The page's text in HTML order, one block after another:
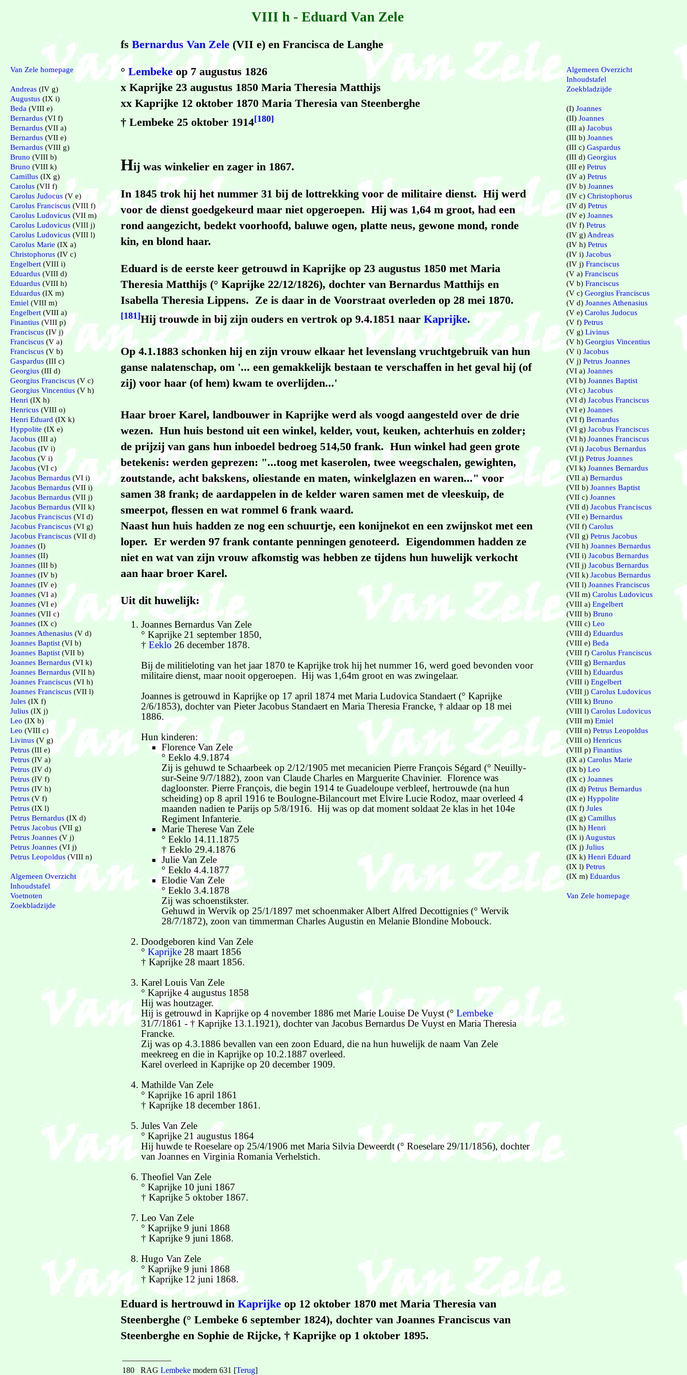
VIII h - Eduard Van Zele
fsBernardus Van Zele (VII e) en Francisca de Langhe
°Lembekeop 7 augustus 1826
x Kaprijke 23 augustus 1850 Maria Theresia Matthijs
xx Kaprijke 12 oktober 1870 Maria Theresia van Steenberghe
† Lembeke 25 oktober 1914[180]
Hij was winkelier en zager in 1867.
In 1845 trok hij het nummer 31 bij de lottrekking voor de militaire dienst. Hij werd
voor de dienst goedgekeurd maar niet opgeroepen. Hij was 1,64 m groot, had een
rond aangezicht, bedekt voorhoofd, baluwe ogen, platte neus, gewone mond, ronde
kin, en blond haar.
Eduard is de eerste keer getrouwd in Kaprijke op 23 augustus 1850 met Maria
Theresia Matthijs (° Kaprijke 22/12/1826), dochter van Bernardus Matthijs en
Isabella Theresia Lippens. Ze is daar in de Voorstraat overleden op 28 mei 1870.
[181]Hij trouwde in bij zijn ouders en vertrok op 9.4.1851 naarKaprijke.
Op 4.1.1883 schonken hij en zijn vrouw elkaar het levenslang vruchtgebruik van hun
ganse nalatenschap, om '... een gemakkelijk bestaan te verschaffen in het geval hij (of
zij) voor haar (of hem) kwam te overlijden...'
Haar broer Karel, landbouwer in Kaprijke werd als voogd aangesteld over de drie
wezen. Hun huis bestond uit een winkel, kelder, vout, keuken, achterhuis en zolder;
de prijzij van gans hun inboedel bedroeg 514,50 frank. Hun winkel had geen grote
betekenis: werden geprezen: "...toog met kaserolen, twee weegschalen, gewighten,
zoutstande, acht bakskens, oliestande en maten, winkelglazen en waren..." voor
samen 38 frank; de aardappelen in de kelder waren samen met de vleeskuip, de
smeerpot, flessen en wat rommel 6 frank waard.
Naast hun huis hadden ze nog een schuurtje, een konijnekot en een zwijnskot met een
loper. Er werden 97 frank contante penningen genoteerd. Eigendommen hadden ze
niet en wat van zijn vrouw afkomstig was hebben ze tijdens hun huwelijk verkocht
aan haar broer Karel.
Uit dit huwelijk:
Joannes Bernardus Van Zele
° Kaprijke 21 september 1850,
†Eeklo 26 december 1878.
Bij de militieloting van het jaar 1870 te Kaprijke trok hij het nummer 16, werd goed bevonden voor
militaire dienst, maar nooit opgeroepen. Hij was 1,64m groot en was zwingelaar.
Joannes is getrouwd in Kaprijke op 17 april 1874 met Maria Ludovica Standaert (° Kaprijke
2/6/1853), dochter van Pieter Jacobus Standaert en Maria Theresia Francke, † aldaar op 18 mei
1886.
Hun kinderen:
Florence Van Zele
° Eeklo 4.9.1874
Zij is gehuwd te Schaarbeek op 2/12/1905 met mecanicien Pierre François Ségard (° Neuilly-
sur-Seine 9/7/1882), zoon van Claude Charles en Marguerite Chavinier. Florence was
dagloonster. Pierre François, die begin 1914 te Guadeloupe verbleef, hertrouwde (na hun
scheiding) op 8 april 1916 te Boulogne-Bilancourt met Elvire Lucie Rodoz, maar overleed 4
maanden nadien te Parijs op 5/8/1916. Hij was op dat moment soldaat 2e klas in het 104e
Regiment Infanterie.
Marie Therese Van Zele
° Eeklo 14.11.1875
† Eeklo 29.4.1876
Julie Van Zele
° Eeklo 4.4.1877
Elodie Van Zele
° Eeklo 3.4.1878
Zij was schoenstikster.
Gehuwd in Wervik op 25/1/1897 met schoenmaker Albert Alfred Decottignies (° Wervik
28/7/1872), zoon van timmerman Charles Augustin en Melanie Blondine Mobouck.
Doodgeboren kind Van Zele
°Kaprijke 28 maart 1856
† Kaprijke 28 maart 1856.
Karel Louis Van Zele
° Kaprijke 4 augustus 1858
Hij was houtzager.
Hij is getrouwd in Kaprijke op 4 november 1886 met Marie Louise De Vuyst (°Lembeke
31/7/1861 - † Kaprijke 13.1.1921), dochter van Jacobus Bernardus De Vuyst en Maria Theresia
Francke.
Zij was op 4.3.1886 bevallen van een zoon Eduard, die na hun huwelijk de naam Van Zele
meekreeg en die in Kaprijke op 10.2.1887 overleed.
Karel overleed in Kaprijke op 20 december 1909.
Mathilde Van Zele
° Kaprijke 16 april 1861
† Kaprijke 18 december 1861.
Jules Van Zele
° Kaprijke 21 augustus 1864
Hij huwde te Roeselare op 25/4/1906 met Maria Silvia Deweerdt (° Roeselare 29/11/1856), dochter
van Joannes en Virginia Romania Verhelstich.
Theofiel Van Zele
° Kaprijke 10 juni 1867
† Kaprijke 5 oktober 1867.
Leo Van Zele
° Kaprijke 9 juni 1868
† Kaprijke 9 juni 1868.
Hugo Van Zele
° Kaprijke 9 juni 1868
† Kaprijke 12 juni 1868.
Eduard is hertrouwd inKaprijke op 12 oktober 1870 met Maria Theresia van
Steenberghe (° Lembeke 6 september 1824), dochter van Joannes Franciscus van
Steenberghe en Sophie de Rijcke, † Kaprijke op 1 oktober 1895.
——————
180
RAGLembeke modern 631 [Terug]
Van Zele homepage
Andreas (IV g)
Augustus (IX i)
Beda (VIII e)
Bernardus (VI f)
Bernardus (VII a)
Bernardus (VII e)
Bernardus (VIII g)
Bruno (VIII b)
Bruno (VIII k)
Camillus (IX g)
Carolus (VII f)
Carolus Judocus (V e)
Carolus Franciscus (VIII f)
Carolus Ludovicus (VII m)
Carolus Ludovicus (VIII j)
Carolus Ludovicus (VIII l)
Carolus Marie (IX a)
Christophorus (IV c)
Engelbert (VIII i)
Eduardus (VIII d)
Eduardus (VIII h)
Eduardus (IX m)
Emiel (VIII m)
Engelbert (VIII a)
Finantius (VIII p)
Franciscus (IV j)
Franciscus (V a)
Franciscus (V b)
Gaspardus (III c)
Georgius (III d)
Georgius Franciscus (V c)
Georgius Vincentius (V h)
Henri (IX h)
Henricus (VIII o)
Henri Eduard (IX k)
Hyppolite (IX e)
Jacobus (III a)
Jacobus (IV i)
Jacobus (V i)
Jacobus (VI c)
Jacobus Bernardus (VI i)
Jacobus Bernardus (VII i)
Jacobus Bernardus (VII j)
Jacobus Bernardus (VII k)
Jacobus Franciscus (VI d)
Jacobus Franciscus (VI g)
Jacobus Franciscus (VII d)
Joannes (I)
Joannes (II)
Joannes (III b)
Joannes (IV b)
Joannes (IV e)
Joannes (VI a)
Joannes (VI e)
Joannes (VII c)
Joannes (IX c)
Joannes Athenasius (V d)
Joannes Baptist (VI b)
Joannes Baptist (VII b)
Joannes Bernardus (VI k)
Joannes Bernardus (VII h)
Joannes Franciscus (VI h)
Joannes Franciscus (VII l)
Jules (IX f)
Julius (IX j)
Leo (IX b)
Leo (VIII c)
Livinus (V g)
Petrus (III e)
Petrus (IV a)
Petrus (IV d)
Petrus (IV f)
Petrus (IV h)
Petrus (V f)
Petrus (IX l)
Petrus Bernardus (IX d)
Petrus Jacobus (VII g)
Petrus Joannes (V j)
Petrus Joannes (VI j)
Petrus Leopoldus(VIII n)
Algemeen Overzicht
Inhoudstafel
Voetnoten
Zoekbladzijde
Algemeen Overzicht
Inhoudstafel
Zoekbladzijde
(I) Joannes
(II) Joannes
(III a) Jacobus
(III b) Joannes
(III c) Gaspardus
(III d) Georgius
(III e) Petrus
(IV a) Petrus
(IV b) Joannes
(IV c) Christophorus
(IV d) Petrus
(IV e) Joannes
(IV f) Petrus
(IV g) Andreas
(IV h) Petrus
(IV i) Jacobus
(IV j) Franciscus
(V a) Franciscus
(V b) Franciscus
(V c) Georgius Franciscus
(V d) Joannes Athenasius
(V e) Carolus Judocus
(V f) Petrus
(V g) Livinus
(V h) Georgius Vincentius
(V i) Jacobus
(V j) Petrus Joannes
(VI a) Joannes
(VI b) Joannes Baptist
(VI c) Jacobus
(VI d) Jacobus Franciscus
(VI e) Joannes
(VI f) Bernardus
(VI g) Jacobus Franciscus
(VI h) Joannes Franciscus
(VI i) Jacobus Bernardus
(VI j) Petrus Joannes
(VI k) Joannes Bernardus
(VII a) Bernardus
(VII b) Joannes Baptist
(VII c) Joannes
(VII d) Jacobus Franciscus
(VII e) Bernardus
(VII f) Carolus
(VII g) Petrus Jacobus
(VII h) Joannes Bernardus
(VII i) Jacobus Bernardus
(VII j) Jacobus Bernardus
(VII k) Jacobus Bernardus
(VII l) Joannes Franciscus
(VII m) Carolus Ludovicus
(VIII a) Engelbert
(VIII b) Bruno
(VIII c) Leo
(VIII d) Eduardus
(VIII e) Beda
(VIII f) Carolus Franciscus
(VIII g) Bernardus
(VIII h) Eduardus
(VIII i) Engelbert
(VIII j) Carolus Ludovicus
(VIII k) Bruno
(VIII l) Carolus Ludovicus
(VIII m) Emiel
(VIII n) Petrus Leopoldus
(VIII o) Henricus
(VIII p) Finantius
(IX a) Carolus Marie
(IX b) Leo
(IX c) Joannes
(IX d) Petrus Bernardus
(IX e) Hyppolite
(IX f) Jules
(IX g) Camillus
(IX h) Henri
(IX i) Augustus
(IX j) Julius
(IX k) Henri Eduard
(IX l) Petrus
(IX m) Eduardus
Van Zele homepage